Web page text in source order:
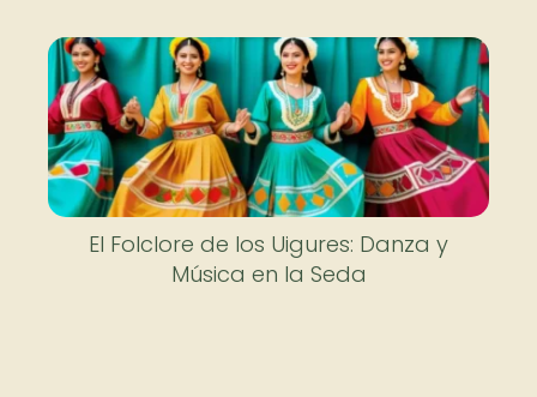
El Folclore de los Uigures: Danza y
Música en la Seda